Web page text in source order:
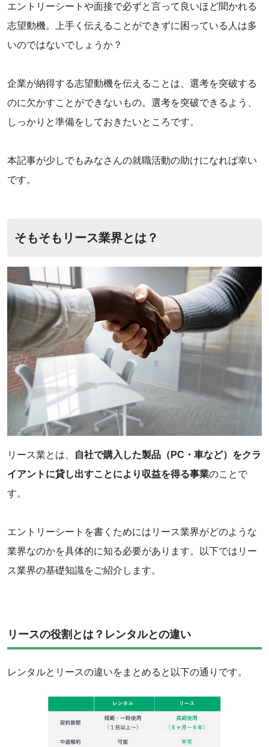
‌エントリーシートや面接で必ずと言って良いほど聞かれる
志望動機。上手く伝えることができずに困っている人は多
いのではないでしょうか？
企業が納得する志望動機を伝えることは、選考を突破する
のに欠かすことができないもの。選考を突破できるよう、
しっかりと準備をしておきたいところです。
‌本記事が少しでもみなさんの就職活動の助けになれば幸い
です。
‌そもそもリース業界とは？
リース業とは、
自社で購入した製品（PC・車など）をクラ
イアントに貸し出すことにより収益を得る事業のことで
す。
エントリーシートを書くためにはリース業界がどのような
業界なのかを具体的に知る必要があります。以下ではリー
ス業界の基礎知識をご紹介します。
リースの役割とは？レンタルとの違い
レンタルとリースの違いをまとめると以下の通りです。